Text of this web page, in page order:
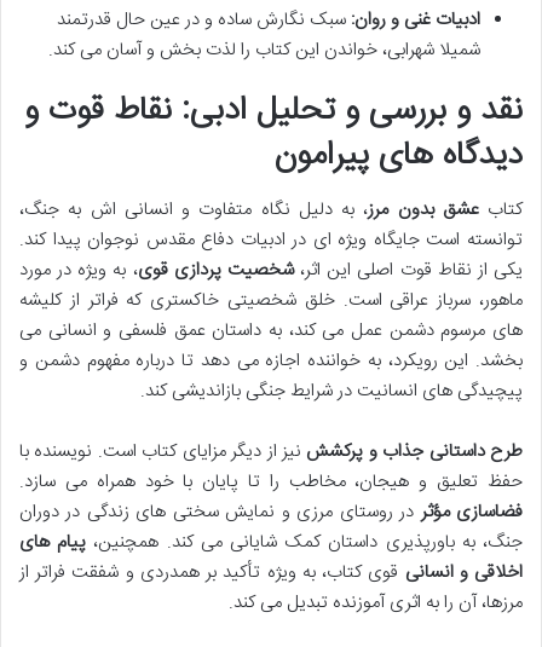
ادبیات غنی و روان: سبک نگارش ساده و در عین حال قدرتمند
شمیلا شهرابی، خواندن این کتاب را لذت بخش و آسان می کند.
نقد و بررسی و تحلیل ادبی: نقاط قوت و
دیدگاه های پیرامون
کتابعشق بدون مرز، به دلیل نگاه متفاوت و انسانی اش به جنگ،
توانسته است جایگاه ویژه ای در ادبیات دفاع مقدس نوجوان پیدا کند.
یکی از نقاط قوت اصلی این اثر،شخصیت پردازی قوی، به ویژه در مورد
ماهور، سرباز عراقی است. خلق شخصیتی خاکستری که فراتر از کلیشه
های مرسوم دشمن عمل می کند، به داستان عمق فلسفی و انسانی می
بخشد. این رویکرد، به خواننده اجازه می دهد تا درباره مفهوم دشمن و
پیچیدگی های انسانیت در شرایط جنگی بازاندیشی کند.
طرح داستانی جذاب و پرکشش نیز از دیگر مزایای کتاب است. نویسنده با
حفظ تعلیق و هیجان، مخاطب را تا پایان با خود همراه می سازد.
فضاسازی مؤثردر روستای مرزی و نمایش سختی های زندگی در دوران
جنگ، به باورپذیری داستان کمک شایانی می کند. همچنین، پیام های
اخلاقی و انسانی قوی کتاب، به ویژه تأکید بر همدردی و شفقت فراتر از
مرزها، آن را به اثری آموزنده تبدیل می کند.